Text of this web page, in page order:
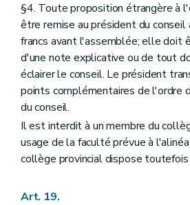
§4. Toute proposition étrangère à
être remise au président du conseil
francs avant l'assemblée; elle doit
d'une note explicative ou de tout
éclairer le conseil. Le président
points complémentaires de l'ordre
du conseil.
Il est interdit à un membre du
usage de la faculté prévue à
collège provincial dispose
Art. 19.